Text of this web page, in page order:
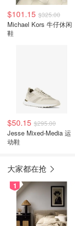
$101.15 $325.00
Michael Kors 牛仔休闲
鞋
$50.15 $295.00
Jesse Mixed-Media 运
动鞋
大家都在抢
1